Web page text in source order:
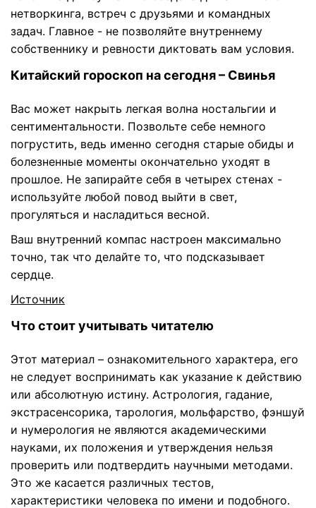
нетворкинга, встреч с друзьями и командных
задач. Главное - не позволяйте внутреннему
собственнику и ревности диктовать вам условия.
Китайский гороскоп на сегодня – Свинья
Вас может накрыть легкая волна ностальгии и
сентиментальности. Позвольте себе немного
погрустить, ведь именно сегодня старые обиды и
болезненные моменты окончательно уходят в
прошлое. Не запирайте себя в четырех стенах -
используйте любой повод выйти в свет,
прогуляться и насладиться весной.
Ваш внутренний компас настроен максимально
точно, так что делайте то, что подсказывает
сердце.
Источник
Что стоит учитывать читателю
Этот материал – ознакомительного характера, его
не следует воспринимать как указание к действию
или абсолютную истину. Астрология, гадание,
экстрасенсорика, тарология, мольфарство, фэншуй
и нумерология не являются академическими
науками, их положения и утверждения нельзя
проверить или подтвердить научными методами.
Это же касается различных тестов,
характеристики человека по имени и подобного.